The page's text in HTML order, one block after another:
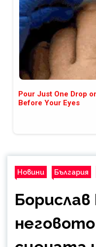
Pour Just One Drop
Before Your Eyes
Новини България
Борислав